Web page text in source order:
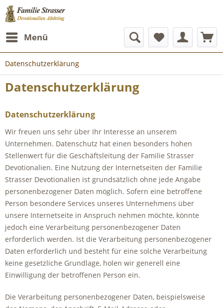
Menü
Datenschutzerklärung
Datenschutzerklärung
Datenschutzerklärung
Wir freuen uns sehr über Ihr Interesse an unserem
Unternehmen. Datenschutz hat einen besonders hohen
Stellenwert für die Geschäftsleitung der Familie Strasser
Devotionalien. Eine Nutzung der Internetseiten der Familie
Strasser Devotionalien ist grundsätzlich ohne jede Angabe
personenbezogener Daten möglich. Sofern eine betroffene
Person besondere Services unseres Unternehmens über
unsere Internetseite in Anspruch nehmen möchte, könnte
jedoch eine Verarbeitung personenbezogener Daten
erforderlich werden. Ist die Verarbeitung personenbezogener
Daten erforderlich und besteht für eine solche Verarbeitung
keine gesetzliche Grundlage, holen wir generell eine
Einwilligung der betroffenen Person ein.
Die Verarbeitung personenbezogener Daten, beispielsweise